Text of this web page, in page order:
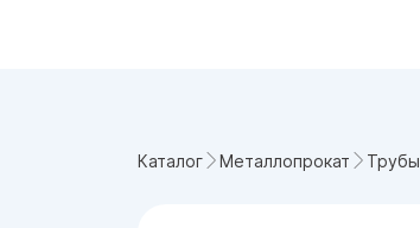
Каталог Металлопрокат Трубы